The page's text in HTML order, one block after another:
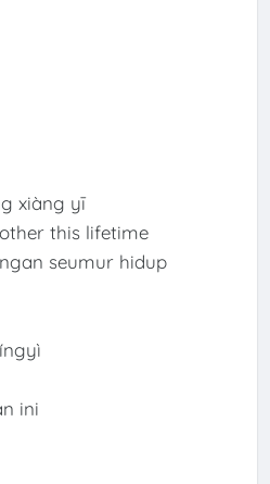
xiàng yī
this lifetime
seumur hidup
ini